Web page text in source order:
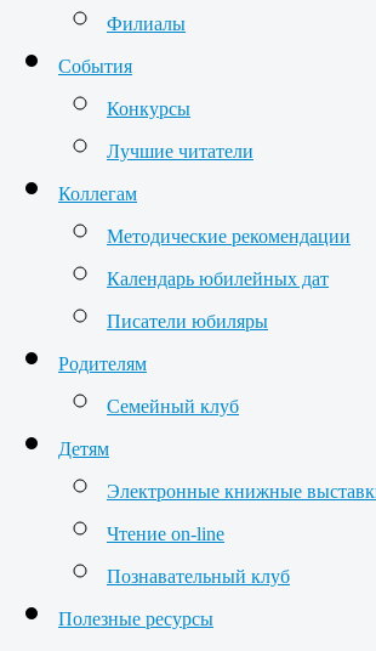
Филиалы
События
Конкурсы
Лучшие читатели
Коллегам
Методические рекомендации
Календарь юбилейных дат
Писатели юбиляры
Родителям
Семейный клуб
Детям
Электронные книжные
Чтение on-line
Познавательный клуб
Полезные ресурсы